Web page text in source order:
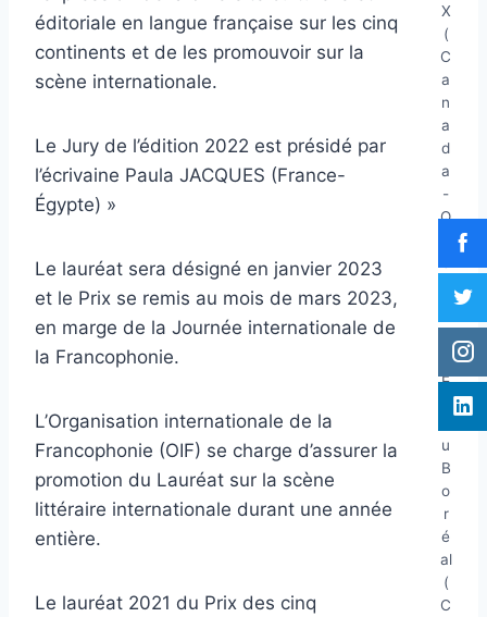
X
(
C
a
n
a
d
a
-
Q
c
E
u
B
o
r
é
al
(
C
éditoriale en langue française sur les cinq
continents et de les promouvoir sur la
scène internationale.
Le Jury de l’édition 2022 est présidé par
l’écrivaine Paula JACQUES (France-
Égypte) »
Le lauréat sera désigné en janvier 2023
et le Prix se remis au mois de mars 2023,
en marge de la Journée internationale de
la Francophonie.
L’Organisation internationale de la
Francophonie (OIF) se charge d’assurer la
promotion du Lauréat sur la scène
littéraire internationale durant une année
entière.
Le lauréat 2021 du Prix des cinq